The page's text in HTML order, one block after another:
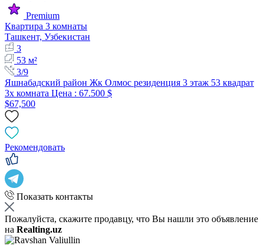
Premium
Квартира 3 комнаты
Ташкент, Узбекистан
3
53 м²
3/9
Яшнабадский район Жк Олмос резиденция 3 этаж 53 квадрат
3x комната Цена : 67.500 $
$67,500
Рекомендовать
Показать контакты
Пожалуйста, скажите продавцу, что Вы нашли это объявление
на Realting.uz